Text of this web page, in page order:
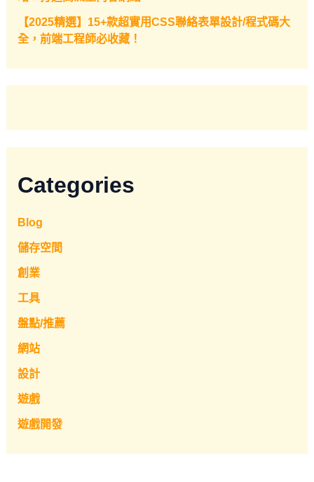
【2025精選】15+款超實用CSS聯絡表單設計/程式碼大
全，前端工程師必收藏！
Categories
Blog
儲存空間
創業
工具
盤點/推薦
網站
設計
遊戲
遊戲開發